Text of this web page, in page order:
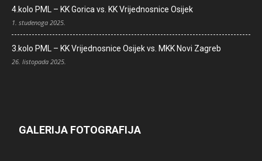
4.kolo PML – KK Gorica vs. KK Vrijednosnice Osijek
1. studenoga 2025.
3.kolo PML – KK Vrijednosnice Osijek vs. MKK Novi Zagreb
26. listopada 2025.
GALERIJA FOTOGRAFIJA